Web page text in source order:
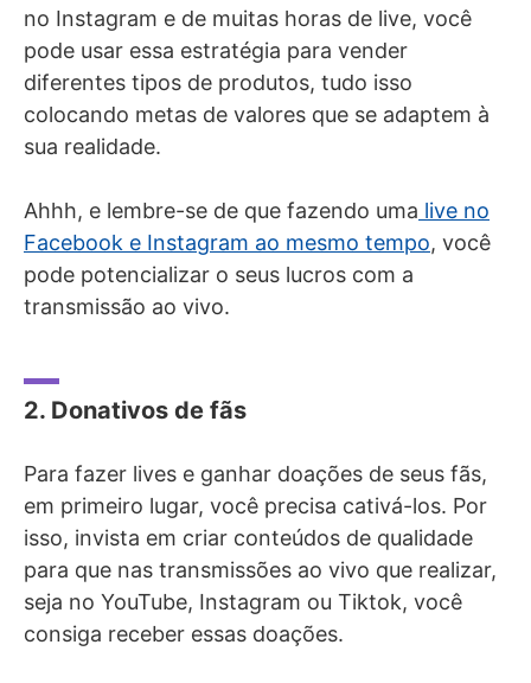
no Instagram e de muitas horas de live, você
pode usar essa estratégia para vender
diferentes tipos de produtos, tudo isso
colocando metas de valores que se adaptem à
sua realidade.
Ahhh, e lembre-se de que fazendo uma live no
Facebook e Instagram ao mesmo tempo, você
pode potencializar o seus lucros com a
transmissão ao vivo.
2. Donativos de fãs
Para fazer lives e ganhar doações de seus fãs,
em primeiro lugar, você precisa cativá-los. Por
isso, invista em criar conteúdos de qualidade
para que nas transmissões ao vivo que realizar,
seja no YouTube, Instagram ou Tiktok, você
consiga receber essas doações.